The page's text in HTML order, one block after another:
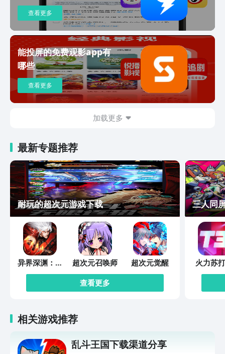
查看更多
能投屏的免费观影app有
哪些
查看更多
加载更多
最新专题推荐
耐玩的超次元游戏下载
异界深渊：觉
醒
超次元召唤师
超次元觉醒
查看更多
三人同
火力苏
相关游戏推荐
乱斗王国下载渠道分享